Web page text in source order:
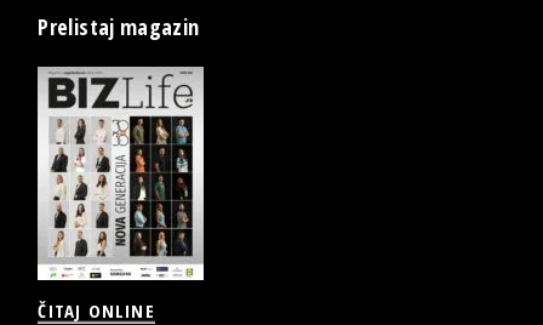
Prelistaj magazin
ČITAJ ONLINE